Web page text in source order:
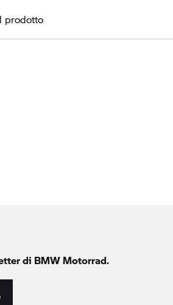
prodotto
di BMW Motorrad.